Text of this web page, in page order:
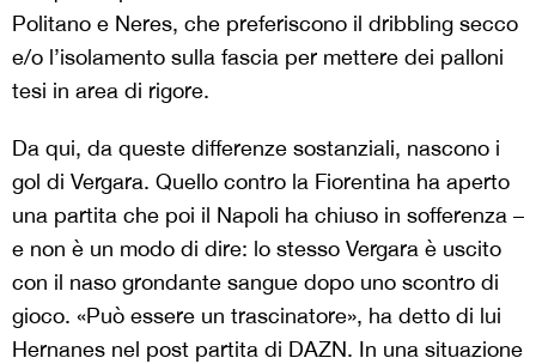
Politano e Neres, che preferiscono il dribbling secco
e/o l’isolamento sulla fascia per mettere dei palloni
tesi in area di rigore.
Da qui, da queste differenze sostanziali, nascono i
gol di Vergara. Quello contro la Fiorentina ha aperto
una partita che poi il Napoli ha chiuso in sofferenza –
e non è un modo di dire: lo stesso Vergara è uscito
con il naso grondante sangue dopo uno scontro di
gioco. «Può essere un trascinatore», ha detto di lui
Hernanes nel post partita di DAZN. In una situazione